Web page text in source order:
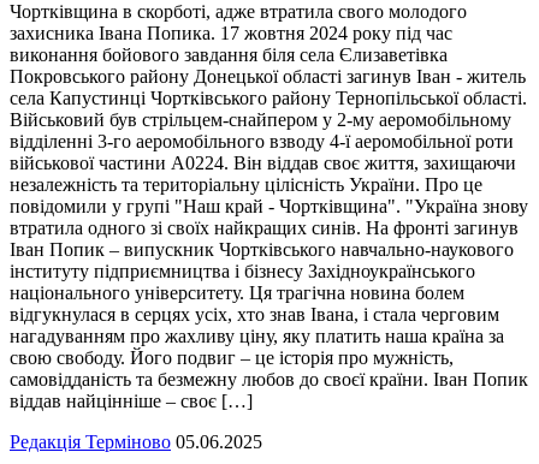
Чортківщина в скорботі, адже втратила свого молодого
захисника Івана Попика. 17 жовтня 2024 року під час
виконання бойового завдання біля села Єлизаветівка
Покровського району Донецької області загинув Іван - житель
села Капустинці Чортківського району Тернопільської області.
Військовий був стрільцем-снайпером у 2-му аеромобільному
відділенні 3-го аеромобільного взводу 4-ї аеромобільної роти
військової частини А0224. Він віддав своє життя, захищаючи
незалежність та територіальну цілісність України. Про це
повідомили у групі "Наш край - Чортківщина". "Україна знову
втратила одного зі своїх найкращих синів. На фронті загинув
Іван Попик – випускник Чортківського навчально-наукового
інституту підприємництва і бізнесу Західноукраїнського
національного університету. Ця трагічна новина болем
відгукнулася в серцях усіх, хто знав Івана, і стала черговим
нагадуванням про жахливу ціну, яку платить наша країна за
свою свободу. Його подвиг – це історія про мужність,
самовідданість та безмежну любов до своєї країни. Іван Попик
віддав найцінніше – своє […]
Редакція Терміново 05.06.2025